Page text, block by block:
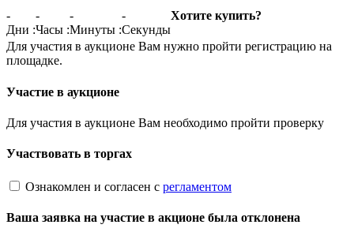
-
Дни :
-
Часы :
-
Минуты :
-
Секунды
Хотите купить?
Для участия в аукционе Вам нужно пройти регистрацию на
площадке.
Участие в аукционе
Для участия в аукционе Вам необходимо пройти проверку
Участвовать в торгах
Ознакомлен и согласен с регламентом
Ваша заявка на участие в акционе была отклонена